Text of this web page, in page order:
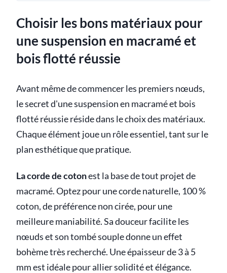
Choisir les bons matériaux pour
une suspension en macramé et
bois flotté réussie
Avant même de commencer les premiers nœuds,
le secret d'une suspension en macramé et bois
flotté réussie réside dans le choix des matériaux.
Chaque élément joue un rôle essentiel, tant sur le
plan esthétique que pratique.
La corde de cotonest la base de tout projet de
macramé. Optez pour une corde naturelle, 100 %
coton, de préférence non cirée, pour une
meilleure maniabilité. Sa douceur facilite les
nœuds et son tombé souple donne un effet
bohème très recherché. Une épaisseur de 3 à 5
mm est idéale pour allier solidité et élégance.